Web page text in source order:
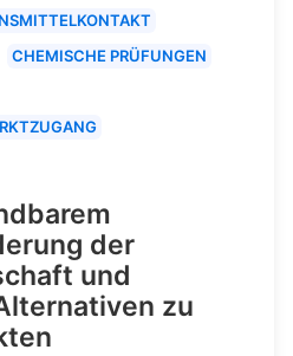
CHEMISCHE PRÜFUNGEN
der
und
zu